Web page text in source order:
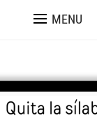
MENU